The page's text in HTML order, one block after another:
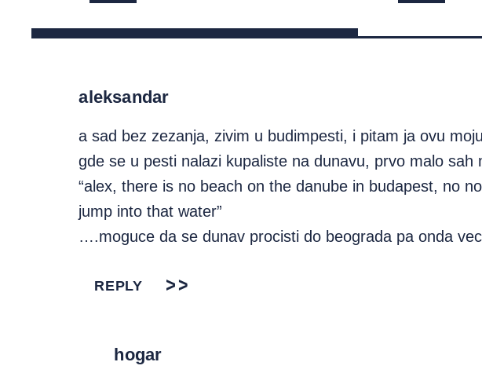
aleksandar
a sad bez zezanja, zivim u budimpesti, i pitam ja ovu
gde se u pesti nalazi kupaliste na dunavu, prvo malo sah
“alex, there is no beach on the danube in budapest, no
jump into that water”
….moguce da se dunav procisti do beograda pa onda
REPLY
hogar